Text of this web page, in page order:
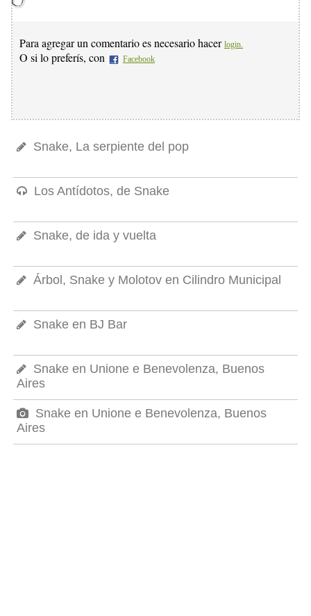
Para agregar un comentario es necesario hacer login.
O si lo preferís, con Facebook
Snake, La serpiente del pop
Los Antídotos, de Snake
Snake, de ida y vuelta
Árbol, Snake y Molotov en Cilindro Municipal
Snake en BJ Bar
Snake en Unione e Benevolenza, Buenos
Aires
Snake en Unione e Benevolenza, Buenos
Aires